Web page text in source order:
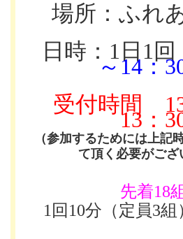
場所：ふれ
日時：1日1回
～14
受付時間
13：
（参加するためには上記
て頂く必要がござ
先着18
1回10分（定員3組